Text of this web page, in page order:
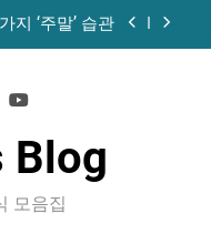
지 ‘주말’ 습관
한 7가지 방법
지 ‘주말’ 습관
Blog
모음집